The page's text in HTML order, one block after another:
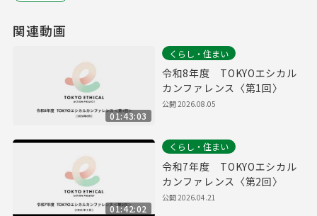
関連動画
01:43:03
くらし・住まい
令和8年度 TOKYOエシカル
カンファレンス〈第1回〉
公開2026.08.05
01:42:02
くらし・住まい
令和7年度 TOKYOエシカル
カンファレンス〈第2回〉
公開2026.04.21